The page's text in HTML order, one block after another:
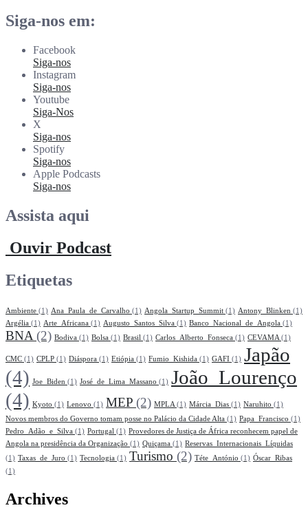
Siga-nos em:
Facebook
Siga-nos
Instagram
Siga-nos
Youtube
Siga-Nos
X
Siga-nos
Spotify
Siga-nos
Apple Podcasts
Siga-nos
Assista aqui
Ouvir Podcast
Etiquetas
Ambiente (1) Ana_Paula_de_Carvalho (1) Angola_Startup_Summit (1) Antony_Blinken (1)
Argélia (1) Arte_Africana (1) Augusto_Santos_Silva (1) Banco_Nacional_de_Angola (1)
BNA (2) Bodiva (1) Bolsa (1) Brasil (1) Carlos_Alberto_Fonseca (1) CEVAMA (1)
CMC (1) CPLP (1) Diáspora (1) Etiópia (1) Fumio_Kishida (1) GAFI (1) Japão
(4) Joe_Biden (1) José_de_Lima_Massano (1) João_Lourenço
(4) Kyoto (1) Lenovo (1) MEP (2) MPLA (1) Márcia_Dias (1) Naruhito (1)
Novos membros do Governo tomam posse no Palácio da Cidade Alta (1) Papa_Francisco (1)
Pedro_Adão_e_Silva (1) Portugal (1) Provedores de Justiça de África reconhecem papel de
Angola na presidência da Organização (1) Quiçama (1) Reservas_Internacionais_Líquidas
(1) Taxas_de_Juro (1) Tecnologia (1) Turismo (2) Téte_António (1) Óscar_Ribas
(1)
Archives